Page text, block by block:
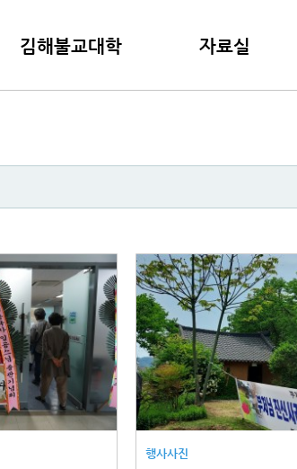
김해불교대학
특강(영상강의)
자료실
일공스님 출판도서
행사사진